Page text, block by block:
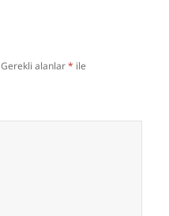
Gerekli alanlar* ile